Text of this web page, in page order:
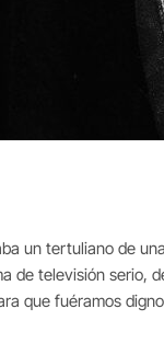
un tertuliano de
televisión
que fuéramos